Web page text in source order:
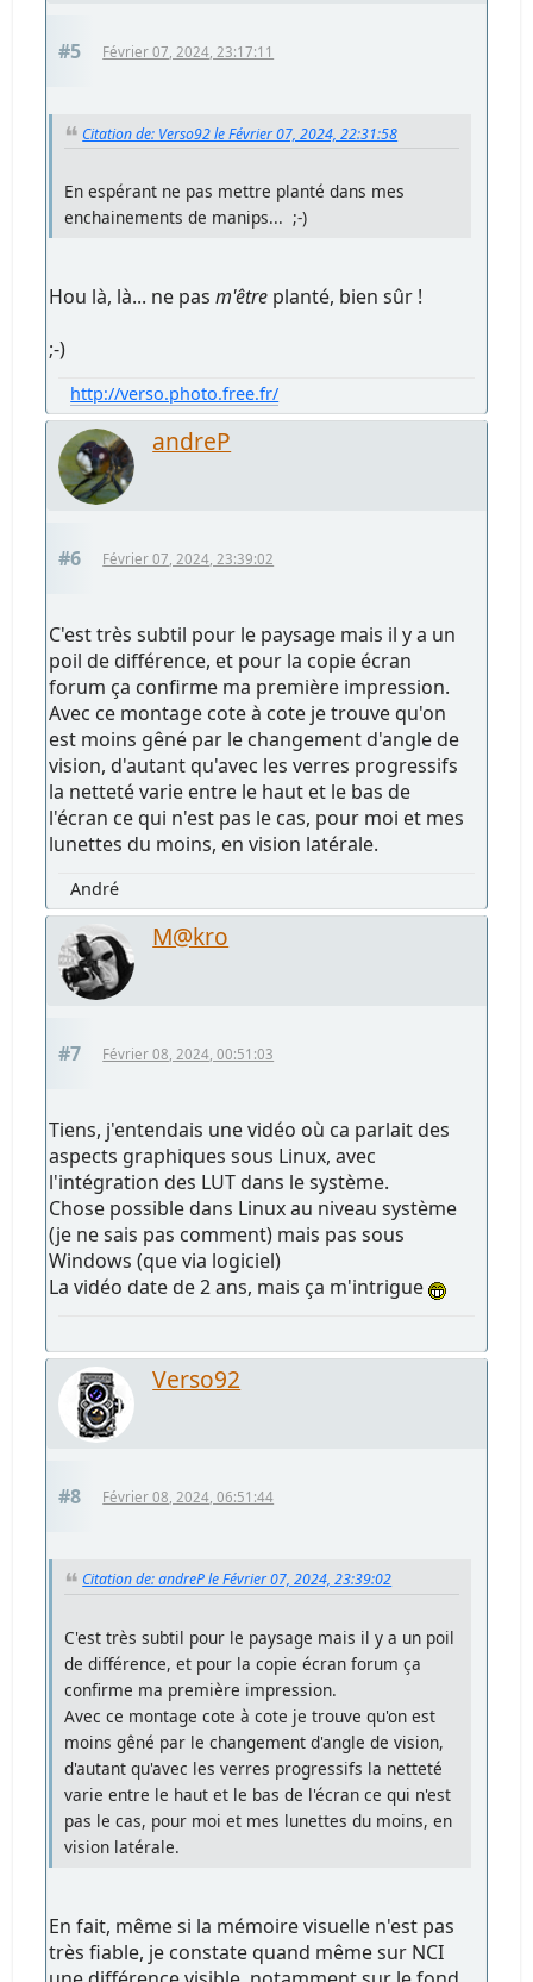
#5 Février 07, 2024, 23:17:11
Citation de: Verso92 le Février 07, 2024, 22:31:58
En espérant ne pas mettre planté dans mes
enchainements de manips... ;-)
Hou là, là... ne pasm'être planté, bien sûr !
;-)
http://verso.photo.free.fr/
andreP
#6 Février 07, 2024, 23:39:02
C'est très subtil pour le paysage mais il y a un
poil de différence, et pour la copie écran
forum ça confirme ma première impression.
Avec ce montage cote à cote je trouve qu'on
est moins gêné par le changement d'angle de
vision, d'autant qu'avec les verres progressifs
la netteté varie entre le haut et le bas de
l'écran ce qui n'est pas le cas, pour moi et mes
lunettes du moins, en vision latérale.
André
M@kro
#7 Février 08, 2024, 00:51:03
Tiens, j'entendais une vidéo où ca parlait des
aspects graphiques sous Linux, avec
l'intégration des LUT dans le système.
Chose possible dans Linux au niveau système
(je ne sais pas comment) mais pas sous
Windows (que via logiciel)
La vidéo date de 2 ans, mais ça m'intrigue
Verso92
#8 Février 08, 2024, 06:51:44
Citation de: andreP le Février 07, 2024, 23:39:02
C'est très subtil pour le paysage mais il y a un poil
de différence, et pour la copie écran forum ça
confirme ma première impression.
Avec ce montage cote à cote je trouve qu'on est
moins gêné par le changement d'angle de vision,
d'autant qu'avec les verres progressifs la netteté
varie entre le haut et le bas de l'écran ce qui n'est
pas le cas, pour moi et mes lunettes du moins, en
vision latérale.
En fait, même si la mémoire visuelle n'est pas
très fiable, je constate quand même sur NCI